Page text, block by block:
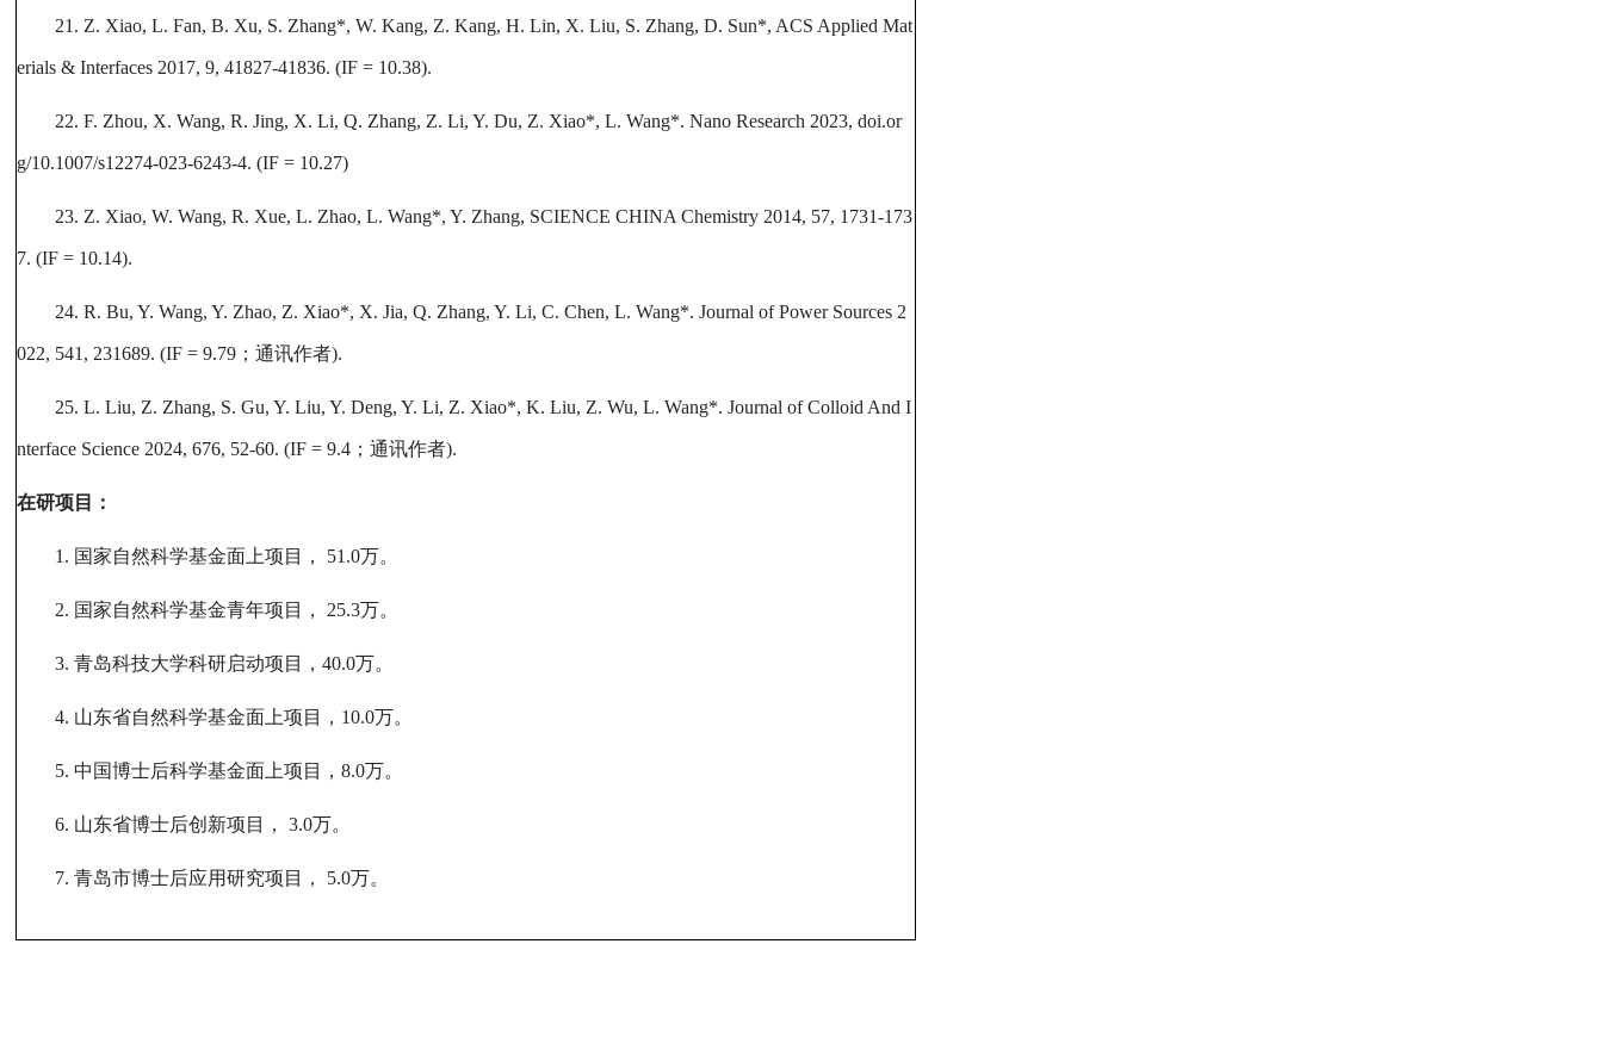
21. Z. Xiao, L. Fan, B. Xu, S. Zhang*, W. Kang, Z. Kang, H. Lin, X. Liu, S. Zhang, D. Sun*, ACS Applied Mat
erials & Interfaces 2017, 9, 41827-41836. (IF = 10.38).
22. F. Zhou, X. Wang, R. Jing, X. Li, Q. Zhang, Z. Li, Y. Du, Z. Xiao*, L. Wang*. Nano Research 2023, doi.or
g/10.1007/s12274-023-6243-4. (IF = 10.27)
23. Z. Xiao, W. Wang, R. Xue, L. Zhao, L. Wang*, Y. Zhang, SCIENCE CHINA Chemistry 2014, 57, 1731-173
7. (IF = 10.14).
24. R. Bu, Y. Wang, Y. Zhao, Z. Xiao*, X. Jia, Q. Zhang, Y. Li, C. Chen, L. Wang*. Journal of Power Sources 2
022, 541, 231689. (IF = 9.79；通讯作者).
25. L. Liu, Z. Zhang, S. Gu, Y. Liu, Y. Deng, Y. Li, Z. Xiao*, K. Liu, Z. Wu, L. Wang*. Journal of Colloid And I
nterface Science 2024, 676, 52-60. (IF = 9.4；通讯作者).
在研项目：
1. 国家自然科学基金面上项目， 51.0万。
2. 国家自然科学基金青年项目， 25.3万。
3. 青岛科技大学科研启动项目， 40.0万。
4. 山东省自然科学基金面上项目， 10.0万。
5. 中国博士后科学基金面上项目， 8.0万。
6. 山东省博士后创新项目， 3.0万。
7. 青岛市博士后应用研究项目， 5.0万。